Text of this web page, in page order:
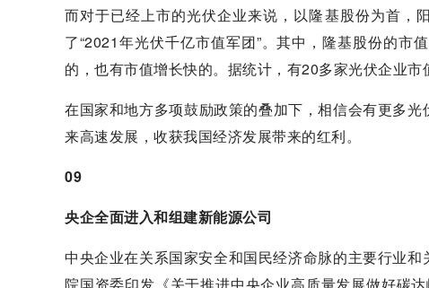
而对于已经上市的光伏企业来说，以隆基股份为首，
了“2021年光伏千亿市值军团”。其中，隆基股份的市
的，也有市值增长快的。据统计，有20多家光伏企业
在国家和地方多项鼓励政策的叠加下，相信会有更多
来高速发展，收获我国经济发展带来的红利。
09
央企全面进入和组建新能源公司
中央企业在关系国家安全和国民经济命脉的主要行业